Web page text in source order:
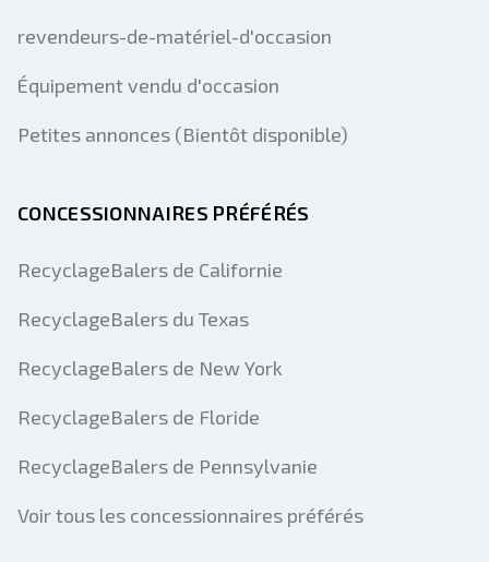
revendeurs-de-matériel-d'occasion
Équipement vendu d'occasion
Petites annonces (Bientôt disponible)
CONCESSIONNAIRES PRÉFÉRÉS
RecyclageBalers de Californie
RecyclageBalers du Texas
RecyclageBalers de New York
RecyclageBalers de Floride
RecyclageBalers de Pennsylvanie
Voir tous les concessionnaires préférés